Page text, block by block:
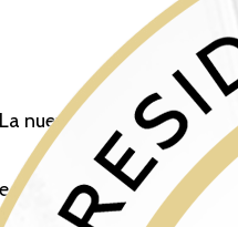
La nueva contralora
previsto realizar
sobre la salud